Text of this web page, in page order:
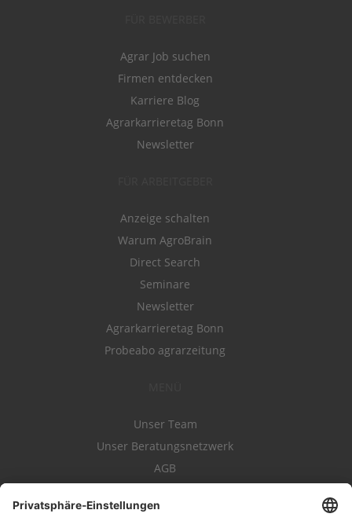
Agrar Job suchen
Firmen entdecken
Karriere Blog
Agrarkarrieretag Bonn
Newsletter
Anzeige schalten
Warum AgroBrain
Direct Search
Seminare
Newsletter
Agrarkarrieretag Bonn
Probeabo agrarzeitung
Unser Team
Unser Beratungsnetzwerk
AGB
Datenschutz